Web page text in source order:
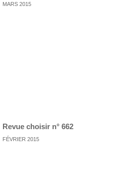
MARS 2015
Revue choisir n° 662
FÉVRIER 2015